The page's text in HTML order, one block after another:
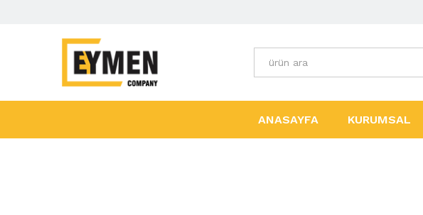
Tüm Kategoriler
ANASAYFA KURUMSAL